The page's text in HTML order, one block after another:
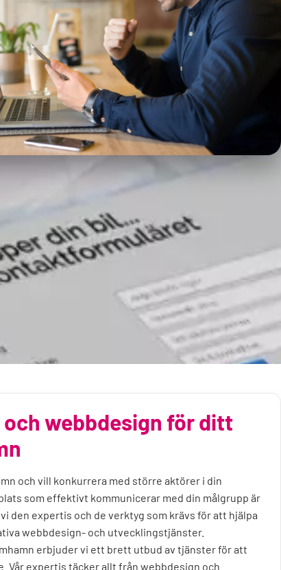
webbdesign för ditt
och vill konkurrera med större aktörer i din
som effektivt kommunicerar med din målgrupp är
den expertis och de verktyg som krävs för att hjälpa
webbdesign- och utvecklingstjänster.
erbjuder vi ett brett utbud av tjänster för att
Vår expertis täcker allt från webbdesign och